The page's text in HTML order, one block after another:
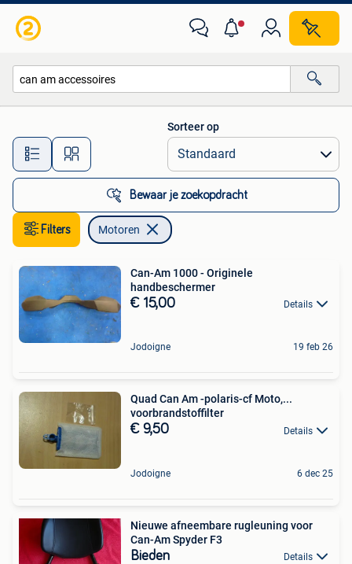
Alle afstanden…
Sorteer op
Bewaar je zoekopdracht
Filters Motoren
Can-Am 1000 - Originele
handbeschermer
€ 15,00 Details
Jodoigne 19 feb 26
Quad Can Am -polaris-cf Moto,...
voorbrandstoffilter
€ 9,50 Details
Jodoigne 6 dec 25
Nieuwe afneembare rugleuning voor
Can-Am Spyder F3
Bieden Details